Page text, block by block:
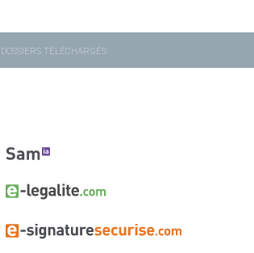
DOSSIERS TÉLÉCHARGÉS